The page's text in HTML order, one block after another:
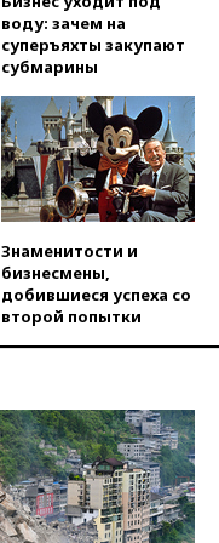
воду: зачем на
суперъяхты закупают
субмарины
Знаменитости и
бизнесмены,
добившиеся успеха со
второй попытки